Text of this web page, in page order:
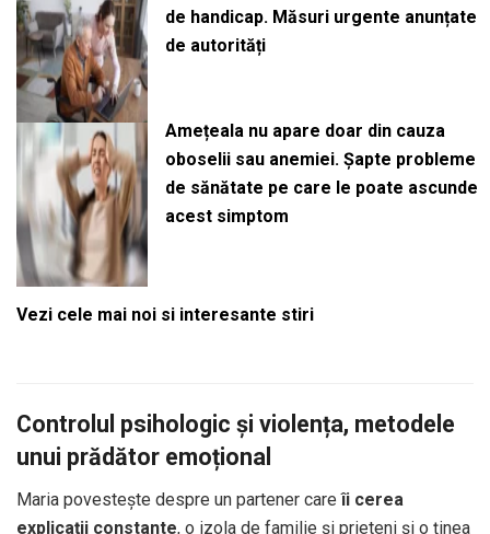
de handicap. Măsuri urgente anunțate
de autorități
Amețeala nu apare doar din cauza
oboselii sau anemiei. Șapte probleme
de sănătate pe care le poate ascunde
acest simptom
Vezi cele mai noi si interesante stiri
Controlul psihologic și violența, metodele
unui prădător emoțional
Maria povestește despre un partener careîi cerea
explicații constante, o izola de familie și prieteni și o ținea